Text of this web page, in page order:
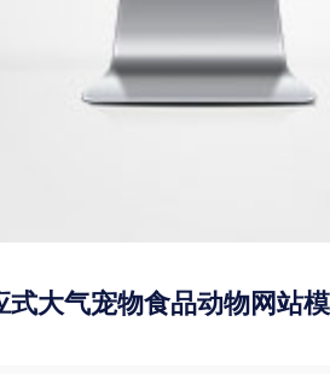
大气宠物食品动物网站